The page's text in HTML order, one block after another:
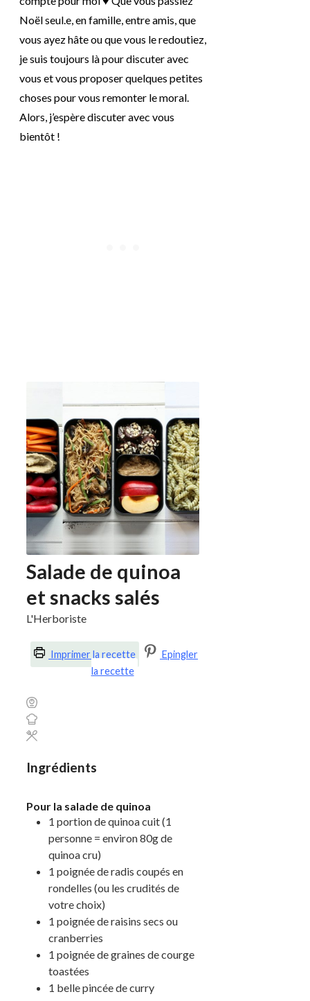
Noël seul.e, en famille, entre amis, que
vous ayez hâte ou que vous le redoutiez,
je suis toujours là pour discuter avec
vous et vous proposer quelques petites
choses pour vous remonter le moral.
Alors, j’espère discuter avec vous
bientôt !
Salade de quinoa
et snacks salés
L'Herboriste
Imprimer la recette
Epingler
la recette
Ingrédients
Pour la salade de quinoa
1 portionde quinoa cuit(1
personne = environ 80g de
quinoa cru)
1 poignéede radis coupés en
rondelles (ou les crudités de
votre choix)
1 poignéede raisins secs ou
cranberries
1 poignéede graines de courge
toastées
1 belle pincéede curry